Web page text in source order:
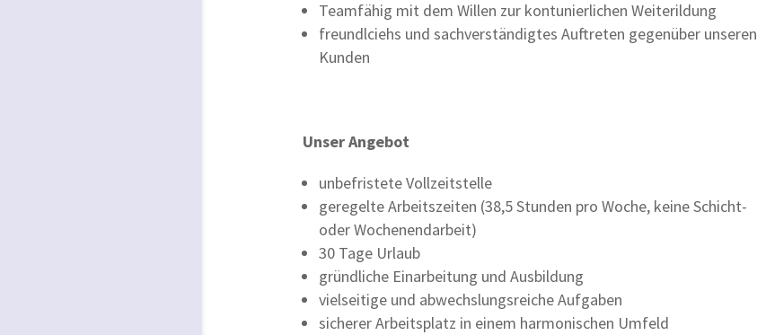
Teamfähig mit dem Willen zur kontunierlichen Weiterildung
freundlciehs und sachverständigtes Auftreten gegenüber unseren
Kunden
Unser Angebot
unbefristete Vollzeitstelle
geregelte Arbeitszeiten (38,5 Stunden pro Woche, keine Schicht-
oder Wochenendarbeit)
30 Tage Urlaub
gründliche Einarbeitung und Ausbildung
vielseitige und abwechslungsreiche Aufgaben
sicherer Arbeitsplatz in einem harmonischen Umfeld